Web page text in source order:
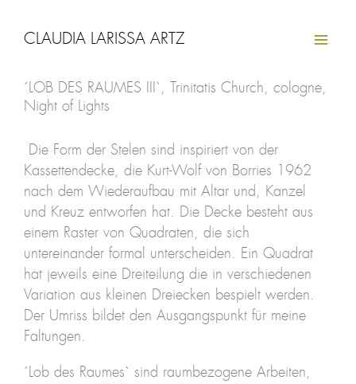
Inhalt
CLAUDIA LARISSA ARTZ
´LOB DES RAUMES III`, Trinitatis Church, cologne,
Night of Lights
Die Form der Stelen sind inspiriert von der
Kassettendecke, die Kurt-Wolf von Borries 1962
nach dem Wiederaufbau mit Altar und, Kanzel
und Kreuz entworfen hat. Die Decke besteht aus
einem Raster von Quadraten, die sich
untereinander formal unterscheiden. Ein Quadrat
hat jeweils eine Dreiteilung die in verschiedenen
Variation aus kleinen Dreiecken bespielt werden.
Der Umriss bildet den Ausgangspunkt für meine
Faltungen.
´Lob des Raumes` sind raumbezogene Arbeiten,